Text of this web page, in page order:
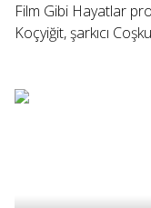
Film Gibi Hayatlar
Koçyiğit, şarkıcı